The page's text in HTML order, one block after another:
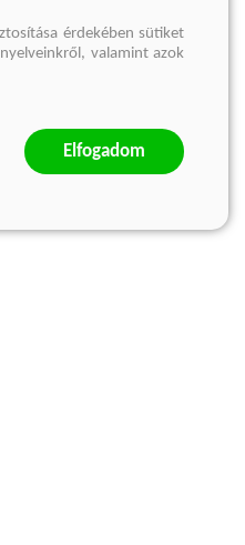
érdekében sütiket
valamint azok
Elfogadom